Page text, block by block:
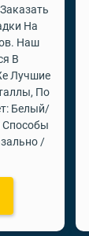
На
Наш
В
Лучшие
По
Белый/
/